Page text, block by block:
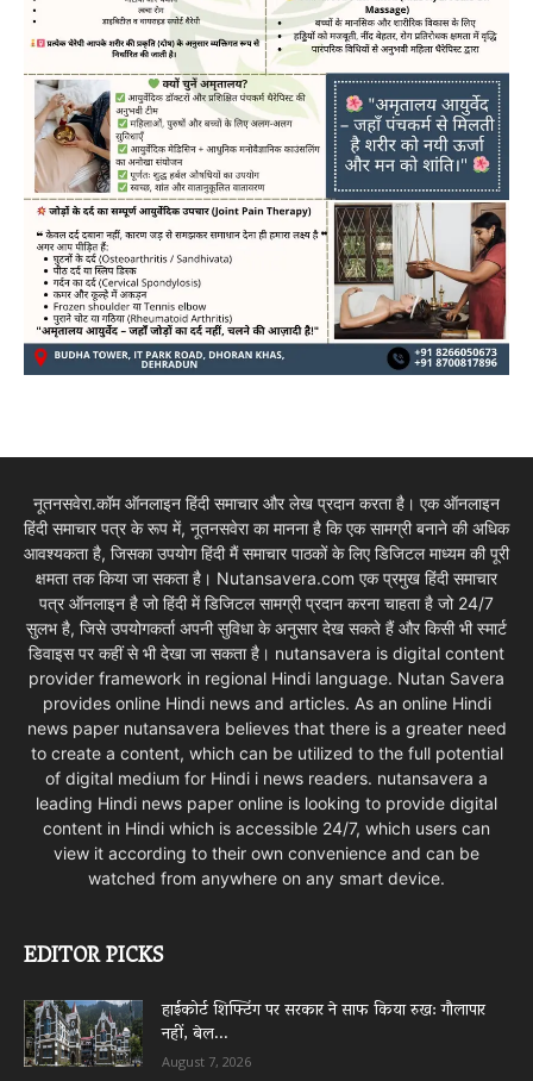
नूतनसवेरा.कॉम ऑनलाइन हिंदी समाचार और लेख प्रदान करता है। एक ऑनलाइन
हिंदी समाचार पत्र के रूप में, नूतनसवेरा का मानना है कि एक सामग्री बनाने की अधिक
आवश्यकता है, जिसका उपयोग हिंदी मैं समाचार पाठकों के लिए डिजिटल माध्यम की पूरी
क्षमता तक किया जा सकता है। Nutansavera.com एक प्रमुख हिंदी समाचार
पत्र ऑनलाइन है जो हिंदी में डिजिटल सामग्री प्रदान करना चाहता है जो 24/7
सुलभ है, जिसे उपयोगकर्ता अपनी सुविधा के अनुसार देख सकते हैं और किसी भी स्मार्ट
डिवाइस पर कहीं से भी देखा जा सकता है। nutansavera is digital content
provider framework in regional Hindi language. Nutan Savera
provides online Hindi news and articles. As an online Hindi
news paper nutansavera believes that there is a greater need
to create a content, which can be utilized to the full potential
of digital medium for Hindi i news readers. nutansavera a
leading Hindi news paper online is looking to provide digital
content in Hindi which is accessible 24/7, which users can
view it according to their own convenience and can be
watched from anywhere on any smart device.
EDITOR PICKS
हाईकोर्ट शिफ्टिंग पर सरकार ने साफ किया रुख: गौलापार
नहीं, बेल...
August 7, 2026